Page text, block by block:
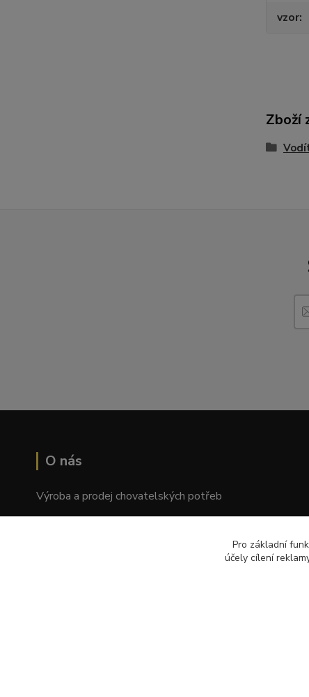
vzor
Zboží
O nás
Výroba a prodej chovatelských potřeb
Wolkerova 1550/2, Prostějov 796 01 Pro základní
účely cílení